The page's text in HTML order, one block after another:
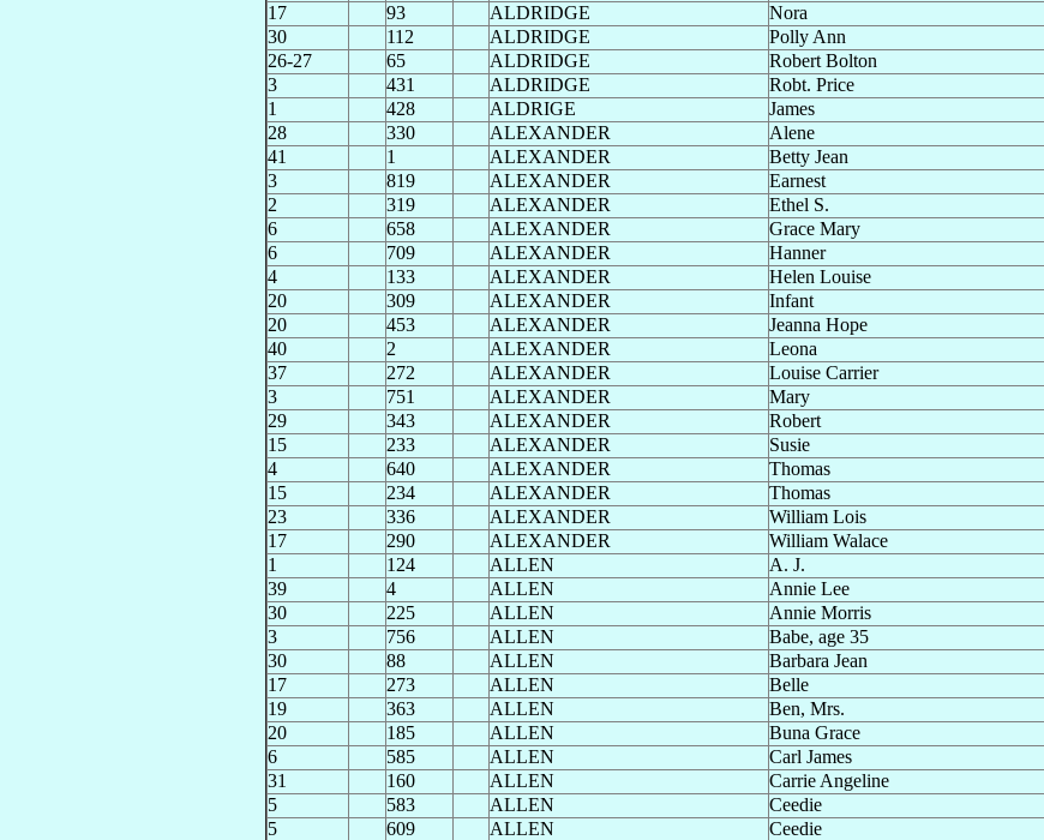
17
93 ALDRIDGE Nora
30
112 ALDRIDGE Polly Ann
26-27
65 ALDRIDGE Robert Bolton
3
431 ALDRIDGE Robt. Price
1
428 ALDRIGE James
28
330 ALEXANDER Alene
41
1 ALEXANDER Betty Jean
3
819 ALEXANDER Earnest
2
319 ALEXANDER Ethel S.
6
658 ALEXANDER Grace Mary
6
709 ALEXANDER Hanner
4
133 ALEXANDER Helen Louise
20
309 ALEXANDER Infant
20
453 ALEXANDER Jeanna Hope
40
2 ALEXANDER Leona
37
272 ALEXANDER Louise Carrier
3
751 ALEXANDER Mary
29
343 ALEXANDER Robert
15
233 ALEXANDER Susie
4
640 ALEXANDER Thomas
15
234 ALEXANDER Thomas
23
336 ALEXANDER William Lois
17
290 ALEXANDER William Walace
1
124 ALLEN A. J.
39
4 ALLEN Annie Lee
30
225 ALLEN Annie Morris
3
756 ALLEN Babe, age 35
30
88 ALLEN Barbara Jean
17
273 ALLEN Belle
19
363 ALLEN Ben, Mrs.
20
185 ALLEN Buna Grace
6
585 ALLEN Carl James
31
160 ALLEN Carrie Angeline
5
583 ALLEN Ceedie
5
609 ALLEN Ceedie